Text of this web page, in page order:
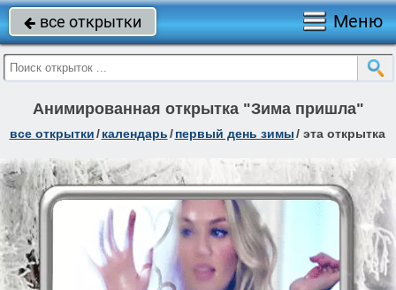
 все открытки Меню
Анимированная открытка "Зима пришла"
все открытки/ календарь/ первый день зимы/ эта открытка